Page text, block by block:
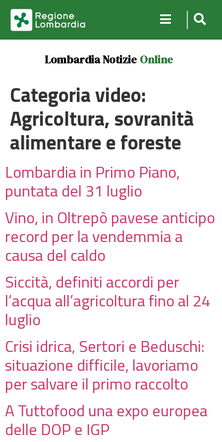
Lombardia Notizie Online
Categoria video:
Agricoltura, sovranità
alimentare e foreste
Lombardia in Primo Piano,
puntata del 31 luglio
Vino, in Oltrepò pavese anticipo
record per la vendemmia a
causa del caldo
Siccità, definiti accordi per
l’acqua all’agricoltura fino al 24
luglio
Crisi idrica, Sertori e Beduschi:
situazione difficile, lavoriamo
per salvare il primo raccolto
A Tuttofood una expo europea
delle DOP e IGP